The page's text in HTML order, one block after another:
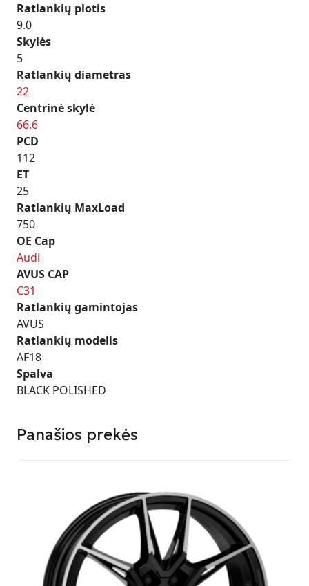
Ratlankių plotis
9.0
Skylės
5
Ratlankių diametras
22
Centrinė skylė
66.6
PCD
112
ET
25
Ratlankių MaxLoad
750
OE Cap
Audi
AVUS CAP
C31
Ratlankių gamintojas
AVUS
Ratlankių modelis
AF18
Spalva
BLACK POLISHED
Panašios prekės